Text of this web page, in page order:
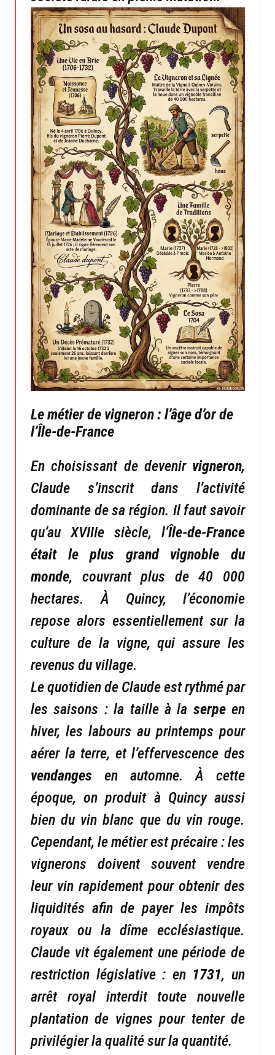
Le métier de vigneron : l’âge d’or de
l’Île-de-France
En choisissant de devenir vigneron,
Claude s’inscrit dans l’activité
dominante de sa région. Il faut savoir
qu’au XVIIIe siècle, l’Île-de-France
était le plus grand vignoble du
monde, couvrant plus de 40 000
hectares. À Quincy, l’économie
repose alors essentiellement sur la
culture de la vigne, qui assure les
revenus du village.
Le quotidien de Claude est rythmé par
les saisons : la taille à la serpeen
hiver, les labours au printemps pour
aérer la terre, et l’effervescence des
vendanges en automne. À cette
époque, on produit à Quincy aussi
bien du vin blanc que du vin rouge.
Cependant, le métier est précaire : les
vignerons doivent souvent vendre
leur vin rapidement pour obtenir des
liquidités afin de payer les impôts
royaux ou la dîme ecclésiastique.
Claude vit également une période de
restriction législative : en 1731, un
arrêt royal interdit toute nouvelle
plantation de vignes pour tenter de
privilégier la qualité sur la quantité.